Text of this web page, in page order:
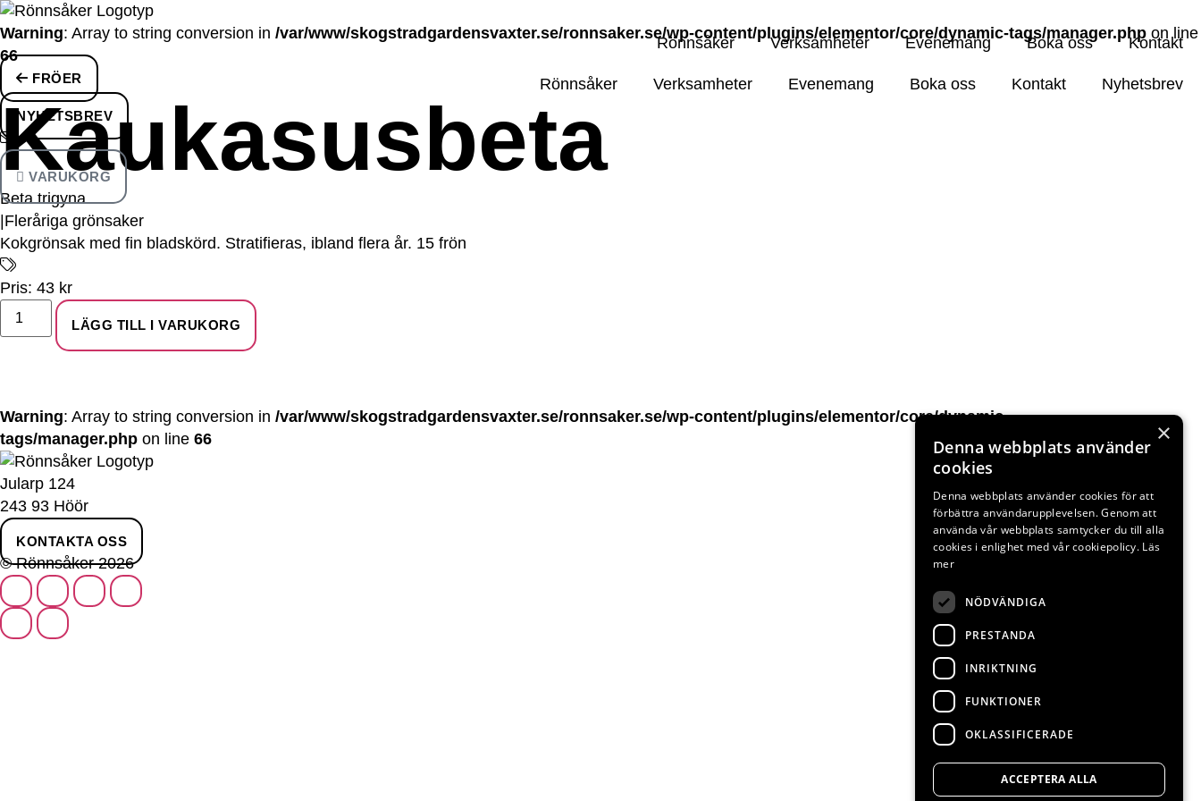
Warning: Array to string conversion in /var/www/skogstradgardensvaxter.se/ronnsaker.se/wp-content/plugins/elementor/core/dynamic-tags/manager.php on line
66
Hoppa
till
innehåll
Rönnsåker Verksamheter Evenemang Boka oss Kontakt
Rönnsåker Verksamheter Evenemang Boka oss Kontakt Nyhetsbrev
NYHETSBREV
VARUKORG
FRÖER
Kaukasusbeta
Beta trigyna
Fleråriga grönsaker
Kokgrönsak med fin bladskörd. Stratifieras, ibland flera år. 15 frön
Pris: 43 kr
Kaukasusbeta
mängd
LÄGG TILL I VARUKORG
Warning: Array to string conversion in /var/www/skogstradgardensvaxter.se/ronnsaker.se/wp-content/plugins/elementor/core/dynamic-
tags/manager.php on line 66
Jularp 124
243 93 Höör
KONTAKTA OSS
© Rönnsåker 2026
×
Denna webbplats använder
cookies
Denna webbplats använder cookies för att
förbättra användarupplevelsen. Genom att
använda vår webbplats samtycker du till alla
cookies i enlighet med vår cookiepolicy. Läs
mer
NÖDVÄNDIGA
PRESTANDA
INRIKTNING
FUNKTIONER
OKLASSIFICERADE
ACCEPTERA ALLA